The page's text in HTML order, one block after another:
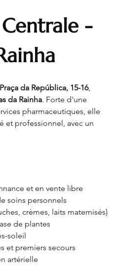
-
Praça da República, 15-16,
da Rainha. Forte d'une
pharmaceutiques, elle
et professionnel, avec un
et en vente libre
soins personnels
crèmes, laits maternisés)
de plantes
soleil
et premiers secours
artérielle